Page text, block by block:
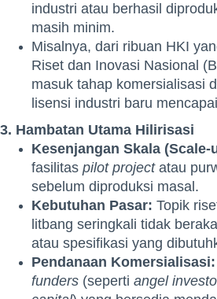
industri atau berhasil
masih minim.
Misalnya, dari ribuan HKI
Riset dan Inovasi Nasional
masuk tahap komersialisasi
lisensi industri baru
3. Hambatan Utama Hilirisasi
Kesenjangan Skala (Scale-
fasilitas pilot projectatau
sebelum diproduksi masal.
Kebutuhan Pasar: Topik
litbang seringkali tidak
atau spesifikasi yang
Pendanaan Komersialisasi:
funders (seperti angel